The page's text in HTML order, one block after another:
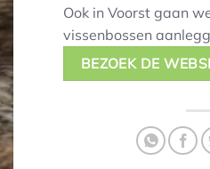
Ook in Voorst gaan
vissenbossen
BEZOEK DE